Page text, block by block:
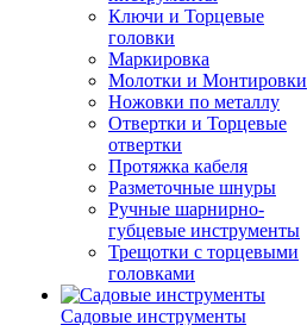
Ключи и Торцевые
головки
Маркировка
Молотки и Монтировки
Ножовки по металлу
Отвертки и Торцевые
отвертки
Протяжка кабеля
Разметочные шнуры
Ручные шарнирно-
губцевые инструменты
Трещотки с торцевыми
головками
Садовые инструменты